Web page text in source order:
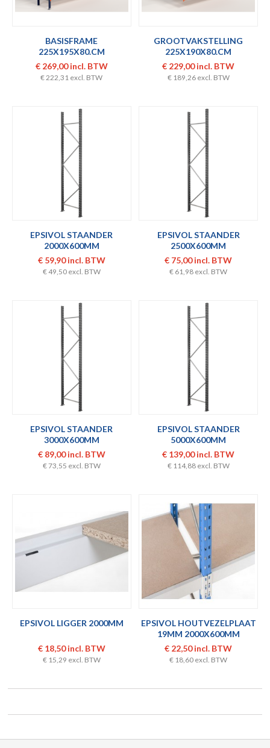
BASISFRAME
225X195X80.CM
GROOTVAKSTELLING
€ 269,00 incl. BTW
€ 222,31 excl. BTW
GROOTVAKSTELLING
225X190X80.CM
AANBOUWFRAME
€ 229,00 incl. BTW
€ 189,26 excl. BTW
EPSIVOL STAANDER
2000X600MM
€ 59,90 incl. BTW
€ 49,50 excl. BTW
EPSIVOL STAANDER
2500X600MM
€ 75,00 incl. BTW
€ 61,98 excl. BTW
EPSIVOL STAANDER
3000X600MM
€ 89,00 incl. BTW
€ 73,55 excl. BTW
EPSIVOL STAANDER
5000X600MM
€ 139,00 incl. BTW
€ 114,88 excl. BTW
EPSIVOL LIGGER 2000MM
€ 18,50 incl. BTW
€ 15,29 excl. BTW
EPSIVOL HOUTVEZELPLAAT
19MM 2000X600MM
€ 22,50 incl. BTW
€ 18,60 excl. BTW